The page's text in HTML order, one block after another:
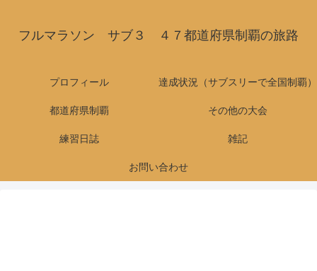
フルマラソン サブ３ ４７都道府県制覇の旅路
プロフィール 達成状況（サブスリーで全国制覇）
都道府県制覇 その他の大会
練習日誌 雑記
お問い合わせ